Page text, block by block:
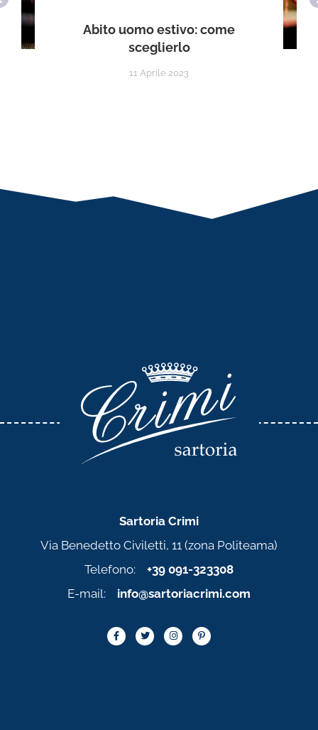
Abito uomo estivo: come
sceglierlo
11 Aprile 2023
Sartoria Crimi
Via Benedetto Civiletti, 11 (zona Politeama)
Telefono: +39 091-323308
E-mail: info@sartoriacrimi.com